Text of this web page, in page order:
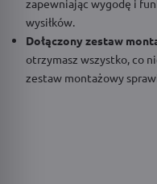
zapewniając wygodę i
wysiłków.
Dołączony zestaw
otrzymasz wszystko, co
zestaw montażowy